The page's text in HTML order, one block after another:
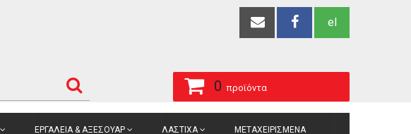
el
0 προϊόντα
ΕΡΓΑΛΕΙΑ & ΑΞΕΣΟΥΑΡ ΛΑΣΤΙΧΑ ΜΕΤΑΧΕΙΡΙΣΜΕΝΑ